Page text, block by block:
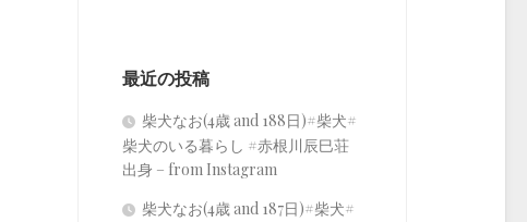
最近の投稿
柴犬なお(4歳 and 188日)#柴犬#
柴犬のいる暮らし #赤根川辰巳荘
出身 – from Instagram
柴犬なお(4歳 and 187日)#柴犬#